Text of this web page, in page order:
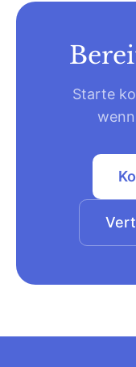
Starte